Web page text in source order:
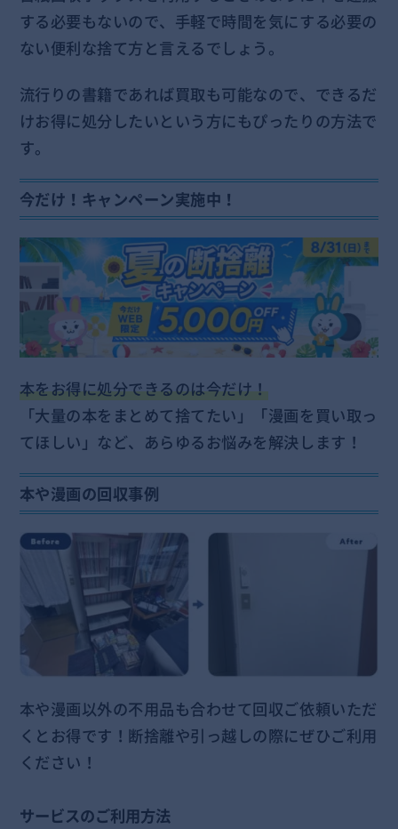
する必要もないので、手軽で時間を気にする必要の
ない便利な捨て方と言えるでしょう。
流行りの書籍であれば買取も可能なので、できるだ
けお得に処分したいという方にもぴったりの方法で
す。
今だけ！キャンペーン実施中！
本をお得に処分できるのは今だけ！
「大量の本をまとめて捨てたい」「漫画を買い取っ
てほしい」など、あらゆるお悩みを解決します！
本や漫画の回収事例
本や漫画以外の不用品も合わせて回収ご依頼いただ
くとお得です！断捨離や引っ越しの際にぜひご利用
ください！
サービスのご利用方法